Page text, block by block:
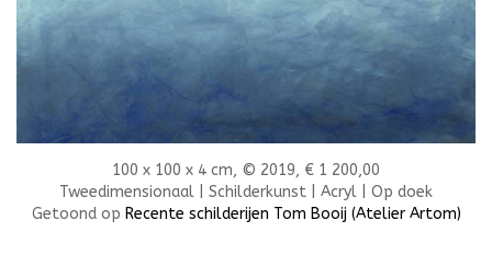
100 x 100 x 4 cm, © 2019, € 1 200,00
Tweedimensionaal | Schilderkunst | Acryl | Op doek
Getoond op Recente schilderijen Tom Booij (Atelier Artom)